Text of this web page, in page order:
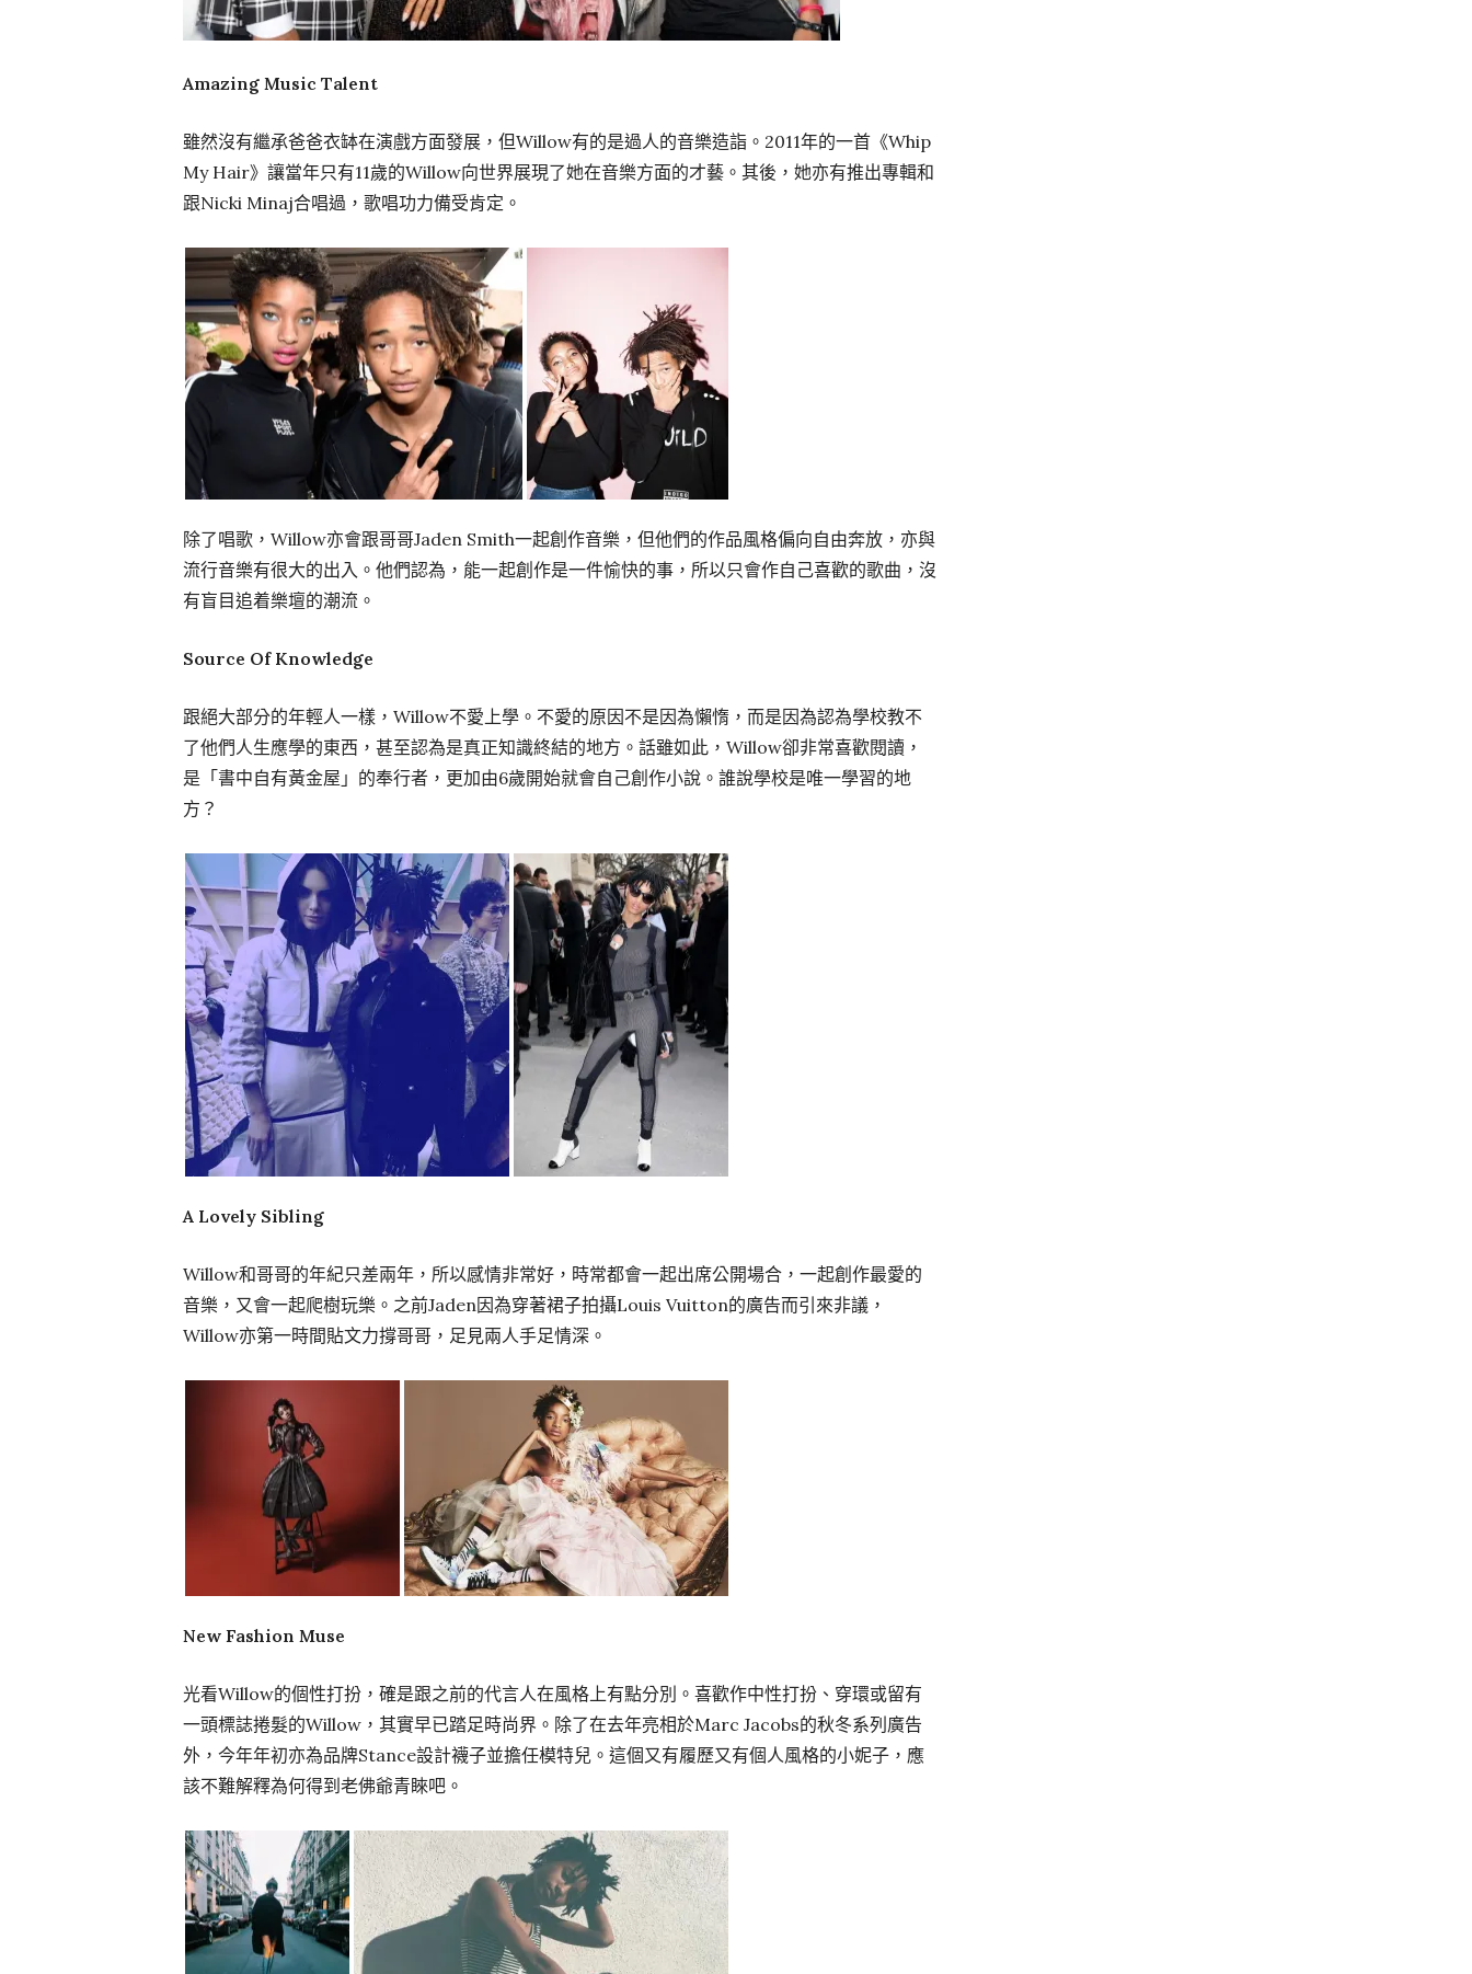
Amazing Music Talent
雖然沒有繼承爸爸衣缽在演戲方面發展，但Willow有的是過人的音樂造詣。2011年的一首《Whip
My Hair》讓當年只有11歲的Willow向世界展現了她在音樂方面的才藝。其後，她亦有推出專輯和
跟Nicki Minaj合唱過，歌唱功力備受肯定。
除了唱歌，Willow亦會跟哥哥Jaden Smith一起創作音樂，但他們的作品風格偏向自由奔放，亦與
流行音樂有很大的出入。他們認為，能一起創作是一件愉快的事，所以只會作自己喜歡的歌曲，沒
有盲目追着樂壇的潮流。
Source Of Knowledge
跟絕大部分的年輕人一樣，Willow不愛上學。不愛的原因不是因為懶惰，而是因為認為學校教不
了他們人生應學的東西，甚至認為是真正知識終結的地方。話雖如此，Willow卻非常喜歡閱讀，
是「書中自有黃金屋」的奉行者，更加由6歲開始就會自己創作小說。誰說學校是唯一學習的地
方？
A Lovely Sibling
Willow和哥哥的年紀只差兩年，所以感情非常好，時常都會一起出席公開場合，一起創作最愛的
音樂，又會一起爬樹玩樂。之前Jaden因為穿著裙子拍攝Louis Vuitton的廣告而引來非議，
Willow亦第一時間貼文力撐哥哥，足見兩人手足情深。
New Fashion Muse
光看Willow的個性打扮，確是跟之前的代言人在風格上有點分別。喜歡作中性打扮、穿環或留有
一頭標誌捲髮的Willow，其實早已踏足時尚界。除了在去年亮相於Marc Jacobs的秋冬系列廣告
外，今年年初亦為品牌Stance設計襪子並擔任模特兒。這個又有履歷又有個人風格的小妮子，應
該不難解釋為何得到老佛爺青睞吧。